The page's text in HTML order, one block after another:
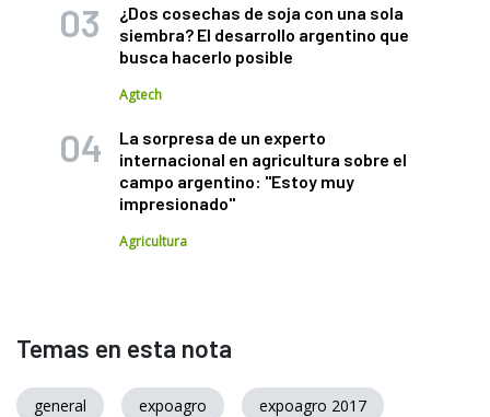
¿Dos cosechas de soja con una sola
siembra? El desarrollo argentino que
busca hacerlo posible
Agtech
La sorpresa de un experto
internacional en agricultura sobre el
campo argentino: "Estoy muy
impresionado"
Agricultura
Temas en esta nota
general expoagro expoagro 2017